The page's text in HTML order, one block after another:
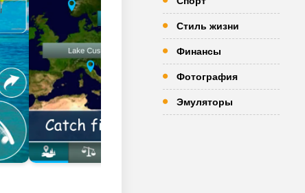
Стиль жизни
Финансы
Фотография
Эмуляторы